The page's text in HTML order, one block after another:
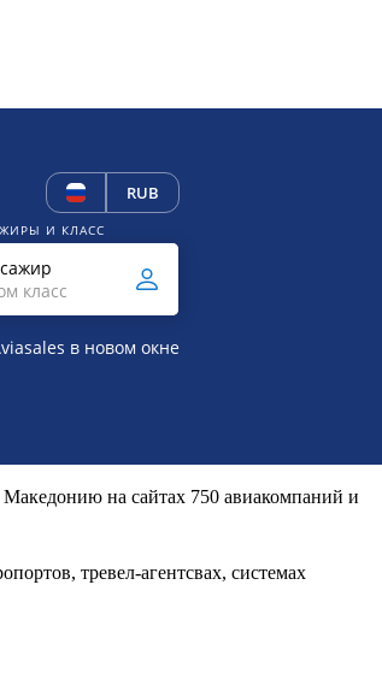
RUB
И КЛАСС
класс
в новом окне
на сайтах 750 авиакомпаний и
тревел-агентсвах, системах